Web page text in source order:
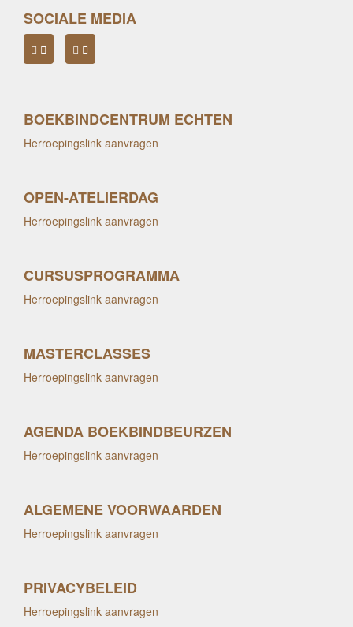
SOCIALE MEDIA
BOEKBINDCENTRUM ECHTEN
Herroepingslink aanvragen
OPEN-ATELIERDAG
Herroepingslink aanvragen
CURSUSPROGRAMMA
Herroepingslink aanvragen
MASTERCLASSES
Herroepingslink aanvragen
AGENDA BOEKBINDBEURZEN
Herroepingslink aanvragen
ALGEMENE VOORWAARDEN
Herroepingslink aanvragen
PRIVACYBELEID
Herroepingslink aanvragen